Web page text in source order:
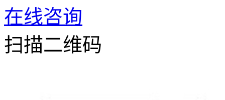
在线咨询
扫描二维码